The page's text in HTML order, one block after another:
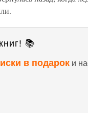
📚
в подарок и